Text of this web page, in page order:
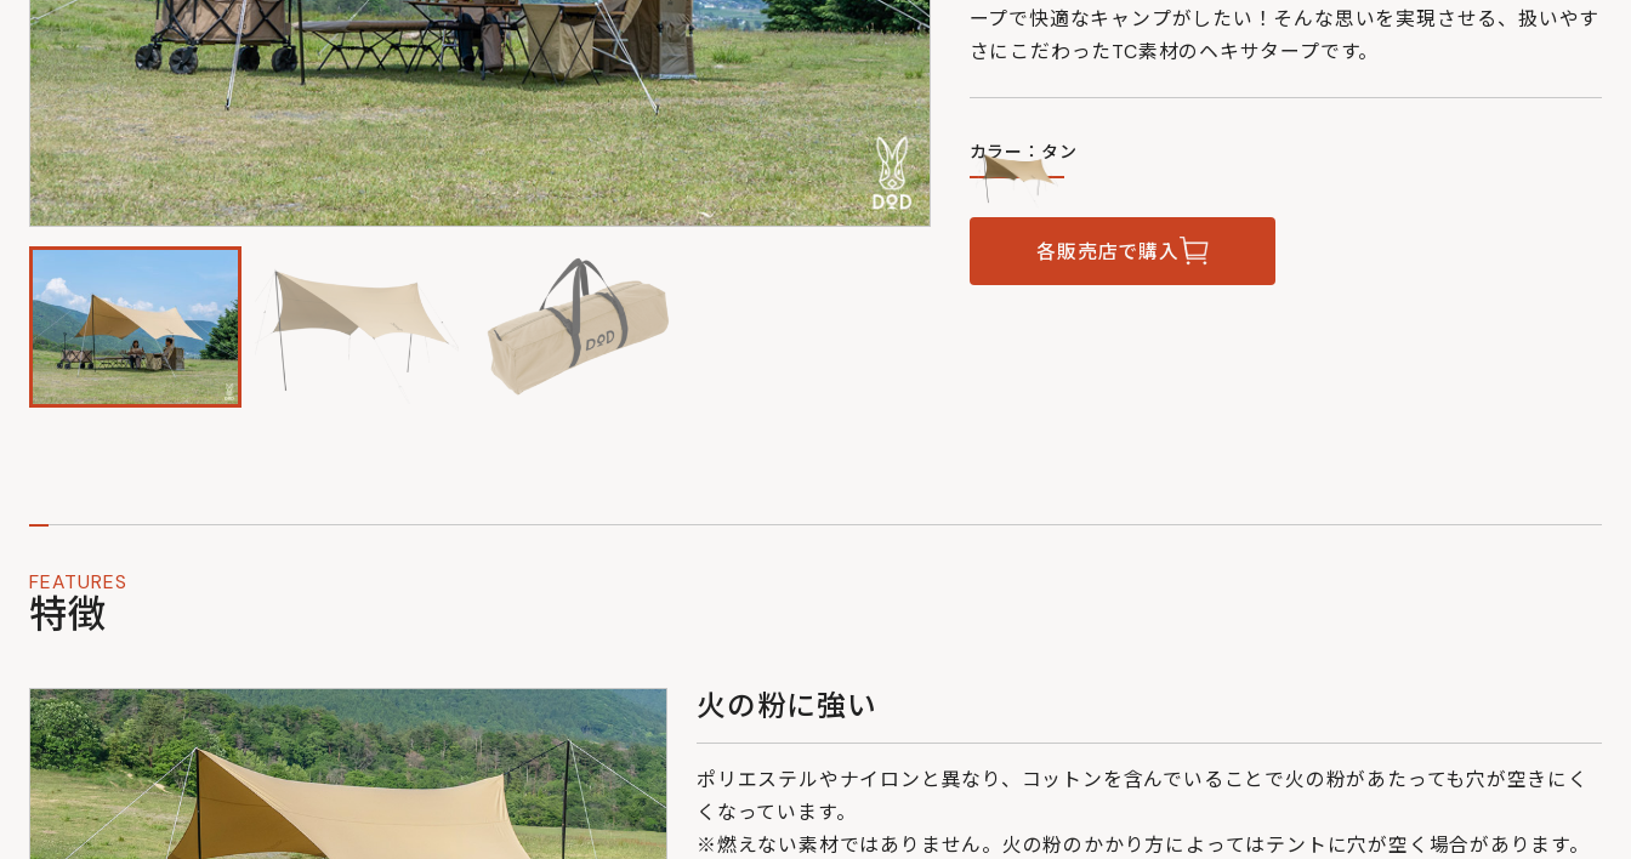
ープで快適なキャンプがしたい！そんな思いを実現させる、扱いやす
さにこだわったTC素材のヘキサタープです。
カラー：タン
各販売店で購入
FEATURES
特徴
火の粉に強い
ポリエステルやナイロンと異なり、コットンを含んでいることで火の粉があたっても穴が空きにく
くなっています。
※燃えない素材ではありません。火の粉のかかり方によってはテントに穴が空く場合があります。